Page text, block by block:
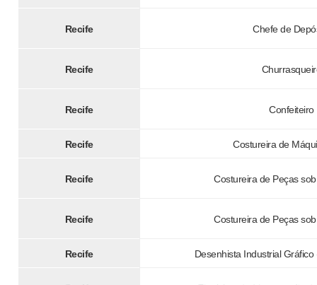
Recife Chefe de
Recife
Recife Confeiteiro
Recife Costureira de
Recife Costureira de Peças
Recife Costureira de Peças
Recife Desenhista Industrial